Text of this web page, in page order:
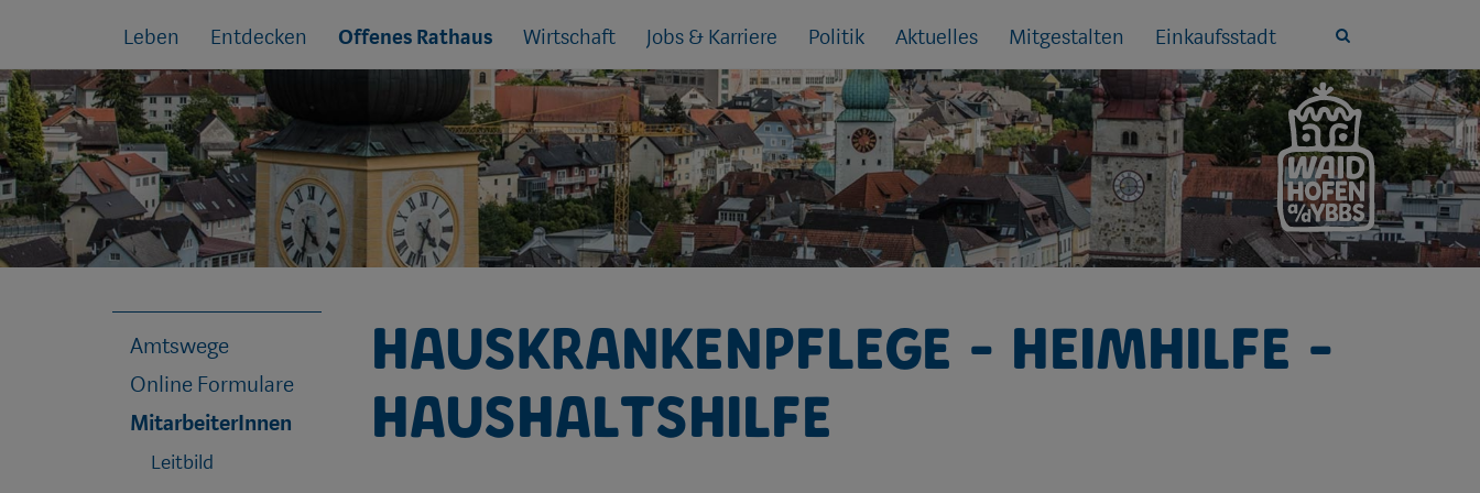
Sprungmarken
zu:
Leben Entdecken Offenes Rathaus Wirtschaft Jobs & Karriere Politik Aktuelles Mitgestalten Einkaufsstadt
Site
toggle
Hauskrankenpflege - Heimhilfe -
Haushaltshilfe
Amtswege
Online Formulare
MitarbeiterInnen
Leitbild